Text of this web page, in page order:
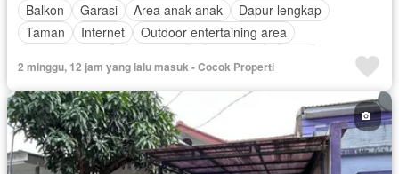
Balkon
Garasi Area anak-anak
Dapur lengkap
Taman
Internet
Outdoor entertaining area
Kabel video
Halaman Tanpa perabotan
2 minggu, 12 jam yang lalu masuk - Cocok Properti